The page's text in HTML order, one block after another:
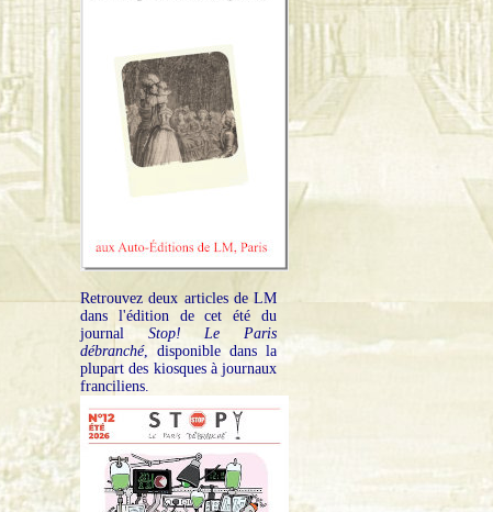
Retrouvez deux articles de LM
dans l'édition de cet été du
journal Stop! Le Paris
débranché, disponible dans la
plupart des kiosques à journaux
franciliens.